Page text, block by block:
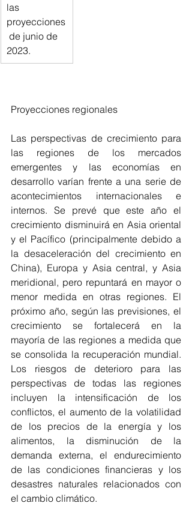
las
proyecciones
de junio de
2023.
Proyecciones regionales
Las perspectivas de crecimiento para
las regiones de los mercados
emergentes y las economías en
desarrollo varían frente a una serie de
acontecimientos internacionales e
internos. Se prevé que este año el
crecimiento disminuirá en Asia oriental
y el Pacífico (principalmente debido a
la desaceleración del crecimiento en
China), Europa y Asia central, y Asia
meridional, pero repuntará en mayor o
menor medida en otras regiones. El
próximo año, según las previsiones, el
crecimiento se fortalecerá en la
mayoría de las regiones a medida que
se consolida la recuperación mundial.
Los riesgos de deterioro para las
perspectivas de todas las regiones
incluyen la intensificación de los
conflictos, el aumento de la volatilidad
de los precios de la energía y los
alimentos, la disminución de la
demanda externa, el endurecimiento
de las condiciones financieras y los
desastres naturales relacionados con
el cambio climático.